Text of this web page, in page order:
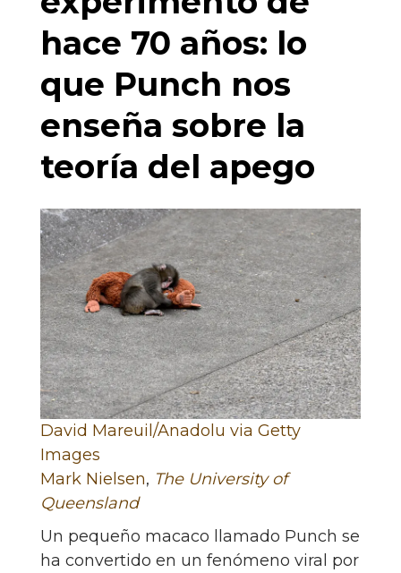
hace 70 años: lo
que Punch nos
enseña sobre la
teoría del apego
David Mareuil/Anadolu via Getty
Images
Mark Nielsen, The University of
Queensland
Un pequeño macaco llamado Punch se
ha convertido en un fenómeno viral por